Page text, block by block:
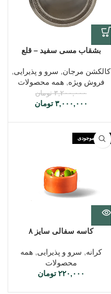
بشقاب مسی سفید – قلع
کالکشن مرجان, سرو و پذیرایی,
فروش ویژه, همه محصولات
۳,۲۰۰,۰۰۰ تومان
۳,۰۰۰,۰۰۰ تومان
اتمام موجودی
کاسه سفالی سایز ۸
کرانه, سرو و پذیرایی, همه
محصولات
۲۲۰,۰۰۰ تومان